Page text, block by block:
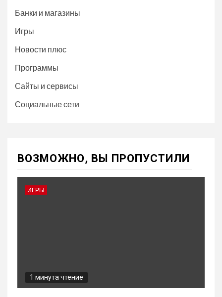
Банки и магазины
Игры
Новости плюс
Программы
Сайты и сервисы
Социальные сети
ВОЗМОЖНО, ВЫ ПРОПУСТИЛИ
ИГРЫ
1 минута чтение